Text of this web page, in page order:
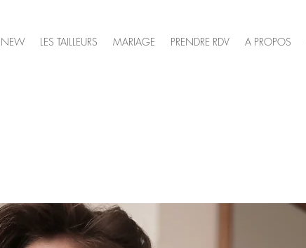
NEW LES TAILLEURS MARIAGE PRENDRE RDV A PROPOS